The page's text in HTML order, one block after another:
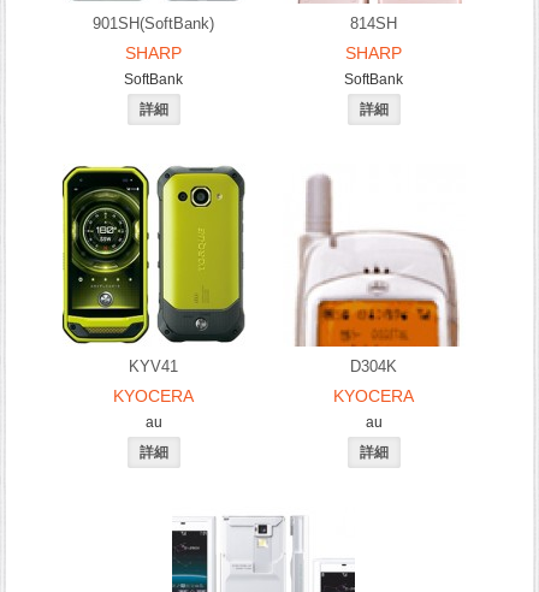
901SH(SoftBank)
SHARP
SoftBank
814SH
SHARP
SoftBank
KYV41
KYOCERA
au
D304K
KYOCERA
au